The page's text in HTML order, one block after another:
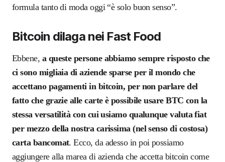
formula tanto di moda oggi “è solo buon senso”.
Bitcoin dilaga nei Fast Food
Ebbene, a queste persone abbiamo sempre risposto che
ci sono migliaia di aziende sparse per il mondo che
accettano pagamenti in bitcoin, per non parlare del
fatto che grazie alle carte è possibile usare BTC con la
stessa versatilità con cui usiamo qualunque valuta fiat
per mezzo della nostra carissima (nel senso di costosa)
carta bancomat. Ecco, da adesso in poi possiamo
aggiungere alla marea di azienda che accetta bitcoin come